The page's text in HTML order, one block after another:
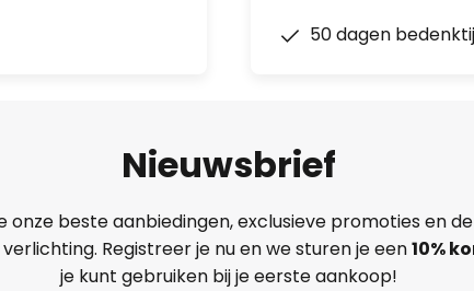
50 dagen
Nieuwsbrief
onze beste aanbiedingen, exclusieve promoties en
Registreer je nu en we sturen je een10%
je kunt gebruiken bij je eerste aankoop!